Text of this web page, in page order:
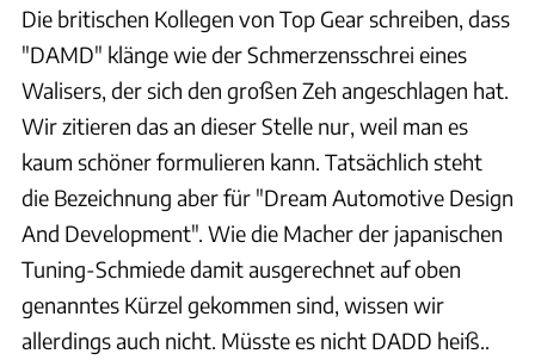
Die britischen Kollegen von Top Gear schreiben, dass
"DAMD" klänge wie der Schmerzensschrei eines
Walisers, der sich den großen Zeh angeschlagen hat.
Wir zitieren das an dieser Stelle nur, weil man es
kaum schöner formulieren kann. Tatsächlich steht
die Bezeichnung aber für "Dream Automotive Design
And Development". Wie die Macher der japanischen
Tuning-Schmiede damit ausgerechnet auf oben
genanntes Kürzel gekommen sind, wissen wir
allerdings auch nicht. Müsste es nicht DADD heiß..